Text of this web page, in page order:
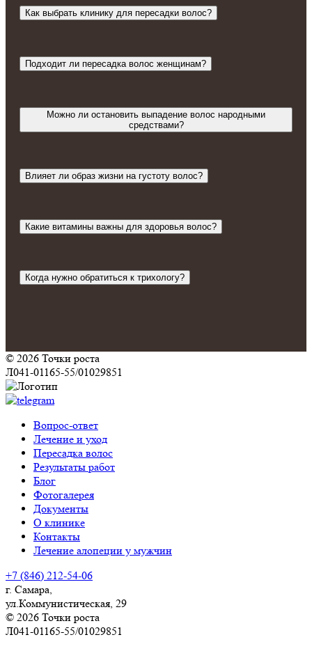
Как выбрать клинику для пересадки волос?
Подходит ли пересадка волос женщинам?
Можно ли остановить выпадение волос народными
средствами?
Влияет ли образ жизни на густоту волос?
Какие витамины важны для здоровья волос?
Когда нужно обратиться к трихологу?
© 2026 Точки роста
Л041-01165-55/01029851
Вопрос-ответ
Лечение и уход
Пересадка волос
Результаты работ
Блог
Фотогалерея
Документы
О клинике
Контакты
Лечение алопеции у мужчин
+7 (846) 212-54-06
г. Самара,
ул.Коммунистическая, 29
© 2026 Точки роста
Л041-01165-55/01029851